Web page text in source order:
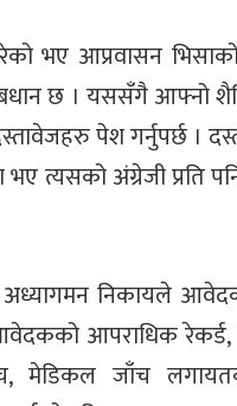
भए आप्रवासन
छ । यससँगै आफ्नो
पेश गर्नुपर्छ ।
त्यसको अंग्रेजी प्रति
निकायले
आपराधिक रेकर्ड,
मेडिकल जाँच